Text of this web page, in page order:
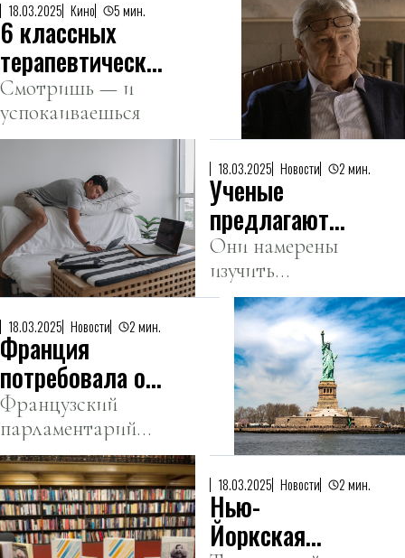
18.03.2025 Кино 5 мин.
6 классных
терапевтических
фильмов и
сериалов
Смотришь — и
успокаиваешься
18.03.2025 Новости 2 мин.
Ученые
предлагают
5000 евро за
10 дней
лежания в
кровати
Они намерены
изучить
влияние
невесомости на
организм через
эксперимент с
водяными
матрасами.
18.03.2025 Новости 2 мин.
Франция
потребовала от
США вернуть
статую
Свободы
Французский
парламентарий
убежден, что
Америка
утратила
ценности,
символизирующие
18.03.2025 Новости 2 мин.
Нью-
Йоркская